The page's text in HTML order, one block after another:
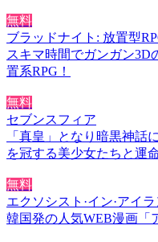
無料
ブラッドナイト: 放置型
スキマ時間でガンガン3D
置系RPG！
無料
セブンスフィア
「真皇」となり暗黒神話
を冠する美少女たちと運
無料
エクソシスト·イン·アイラ
韓国発の人気WEB漫画「